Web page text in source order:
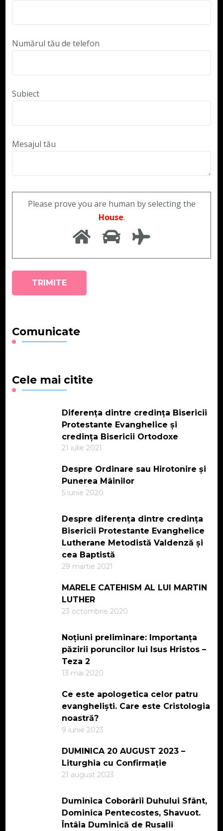
Numărul tău de telefon
Subiect
Mesajul tău
Please prove you are human by selecting the
House.
Comunicate
Cele mai citite
Diferența dintre credința Bisericii
Protestante Evanghelice și
credința Bisericii Ortodoxe
21 iulie 2021
Despre Ordinare sau Hirotonire și
Punerea Mâinilor
5 iunie 2020
Despre diferența dintre credința
Bisericii Protestante Evanghelice
Lutherane Metodistă Valdenză și
cea Baptistă
29 martie 2021
MARELE CATEHISM AL LUI MARTIN
LUTHER
23 octombrie 2020
Noțiuni preliminare: Importanța
păzirii poruncilor lui Isus Hristos –
Teza 2
13 mai 2020
Ce este apologetica celor patru
evangheliști. Care este Cristologia
noastră?
9 iunie 2023
DUMINICA 20 AUGUST 2023 –
Liturghia cu Confirmație
21 august 2023
Duminica Coborârii Duhului Sfânt,
Dominica Pentecostes, Shavuot.
Întâia Duminică de Rusalii